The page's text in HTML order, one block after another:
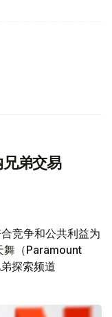
弟交易
竞争和公共利益为
舞（Paramount
探索频道